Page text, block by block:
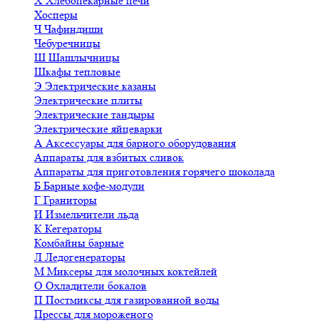
Хосперы
ЧЧафиндиши
Чебуречницы
Ш Шашлычницы
Шкафы тепловые
Э Электрические казаны
Электрические плиты
Электрические тандыры
Электрические яйцеварки
А Аксессуары для барного оборудования
Аппараты для взбитых сливок
Аппараты для приготовления горячего шоколада
Б Барные кофе-модули
Г Граниторы
И Измельчители льда
К Кегераторы
Комбайны барные
Л Ледогенераторы
М Миксеры для молочных коктейлей
О Охладители бокалов
П Постмиксы для газированной воды
Прессы для мороженого